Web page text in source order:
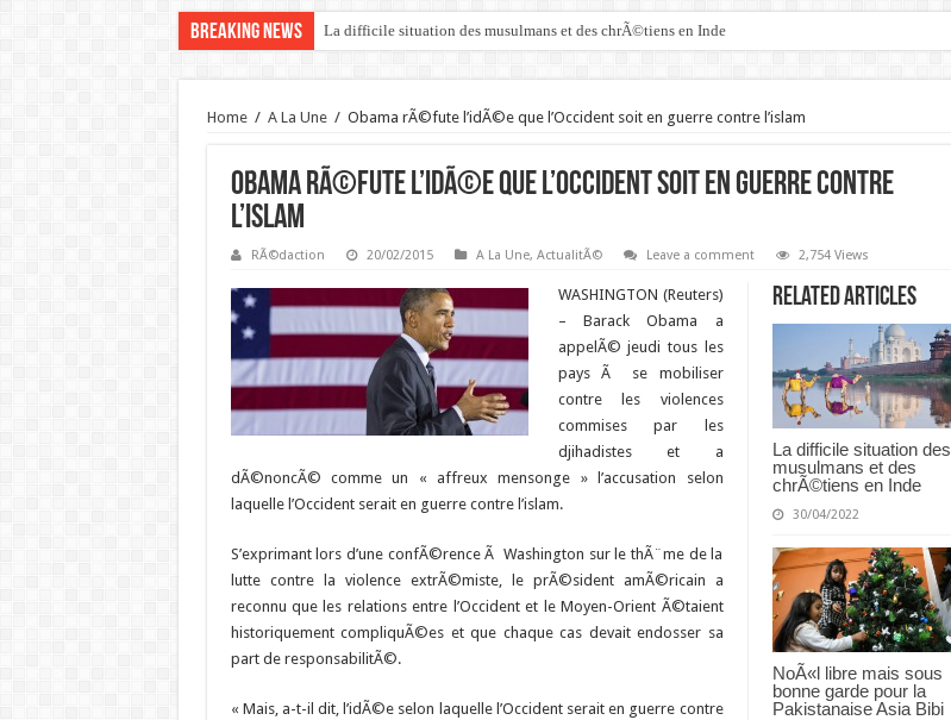
Breaking News La difficile situation des musulmans et des chrÃ©tiens en Inde
Home / A La Une / Obama rÃ©fute l’idÃ©e que l’Occident soit en guerre contre l’islam
Obama rÃ©fute l’idÃ©e que l’Occident soit en guerre contre
l’islam
RÃ©daction 20/02/2015 A La Une, ActualitÃ© Leave a comment 2,754 Views
Related Articles
La difficile situation des
musulmans et des
chrÃ©tiens en Inde
30/04/2022
NoÃ«l libre mais sous
bonne garde pour la
Pakistanaise Asia Bibi
WASHINGTON (Reuters)
– Barack Obama a
appelÃ© jeudi tous les
pays Ã se mobiliser
contre les violences
commises par les
djihadistes et a
dÃ©noncÃ© comme un « affreux mensonge » l’accusation selon
laquelle l’Occident serait en guerre contre l’islam.
S’exprimant lors d’une confÃ©rence Ã Washington sur le thÃ¨me de la
lutte contre la violence extrÃ©miste, le prÃ©sident amÃ©ricain a
reconnu que les relations entre l’Occident et le Moyen-Orient Ã©taient
historiquement compliquÃ©es et que chaque cas devait endosser sa
part de responsabilitÃ©.
« Mais, a-t-il dit, l’idÃ©e selon laquelle l’Occident serait en guerre contre